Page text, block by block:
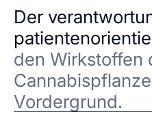
Der
den Wirkstoffen
Vordergrund.